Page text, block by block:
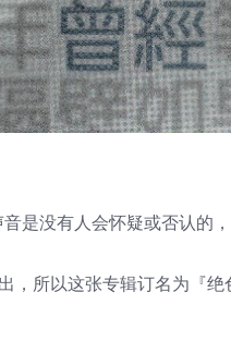
是没有人会怀疑或否认的
，所以这张专辑订名为『